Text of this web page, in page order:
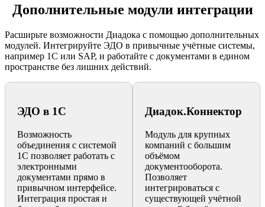
Дополнительные модули интеграции
Расширьте возможности Диадока с помощью дополнительных
модулей. Интегрируйте ЭДО в привычные учётные системы,
например 1С или SAP, и работайте с документами в едином
пространстве без лишних действий.
ЭДО в 1С
Возможность
объединения с системой
1С позволяет работать с
электронными
документами прямо в
привычном интерфейсе.
Интеграция простая и
Диадок.Коннектор
Модуль для крупных
компаний с большим
объёмом
документооборота.
Позволяет
интегрироваться с
существующей учётной